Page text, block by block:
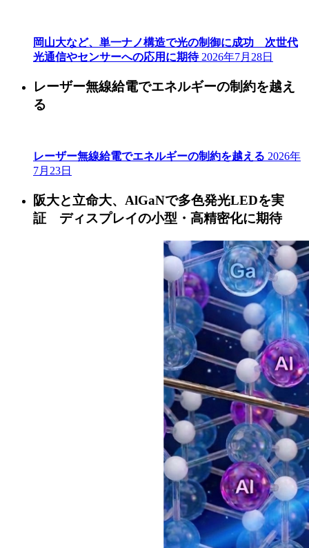
岡山大など、単一ナノ構造で光の制御に成功 次世代
光通信やセンサーへの応用に期待 2026年7月28日
レーザー無線給電でエネルギーの制約を越え
る
レーザー無線給電でエネルギーの制約を越える 2026年
7月23日
阪大と立命大、AlGaNで多色発光LEDを実
証 ディスプレイの小型・高精密化に期待